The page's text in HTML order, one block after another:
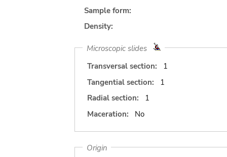
Sample form:
Density:
Microscopic slides
Transversal section:
1
Tangential section:
1
Radial section:
1
Maceration:
No
Origin